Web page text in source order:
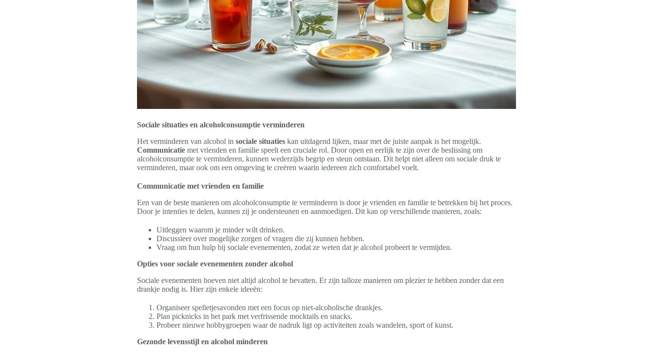
Sociale situaties en alcoholconsumptie verminderen
Het verminderen van alcohol in sociale situaties kan uitdagend lijken, maar met de juiste aanpak is het mogelijk.
Communicatie met vrienden en familie speelt een cruciale rol. Door open en eerlijk te zijn over de beslissing om
alcoholconsumptie te verminderen, kunnen wederzijds begrip en steun ontstaan. Dit helpt niet alleen om sociale druk te
verminderen, maar ook om een omgeving te creëren waarin iedereen zich comfortabel voelt.
Communicatie met vrienden en familie
Een van de beste manieren om alcoholconsumptie te verminderen is door je vrienden en familie te betrekken bij het proces.
Door je intenties te delen, kunnen zij je ondersteunen en aanmoedigen. Dit kan op verschillende manieren, zoals:
Uitleggen waarom je minder wilt drinken.
Discussieer over mogelijke zorgen of vragen die zij kunnen hebben.
Vraag om hun hulp bij sociale evenementen, zodat ze weten dat je alcohol probeert te vermijden.
Opties voor sociale evenementen zonder alcohol
Sociale evenementen hoeven niet altijd alcohol te bevatten. Er zijn talloze manieren om plezier te hebben zonder dat een
drankje nodig is. Hier zijn enkele ideeën:
Organiseer spelletjesavonden met een focus op niet-alcoholische drankjes.
Plan picknicks in het park met verfrissende mocktails en snacks.
Probeer nieuwe hobbygroepen waar de nadruk ligt op activiteiten zoals wandelen, sport of kunst.
Gezonde levensstijl en alcohol minderen